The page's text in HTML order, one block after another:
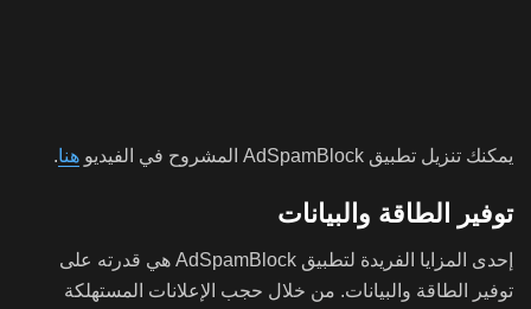
يمكنك تنزيل تطبيق AdSpamBlock المشروح في الفيديو هنا.
توفير الطاقة والبيانات
إحدى المزايا الفريدة لتطبيق AdSpamBlock هي قدرته على
توفير الطاقة والبيانات. من خلال حجب الإعلانات المستهلكة